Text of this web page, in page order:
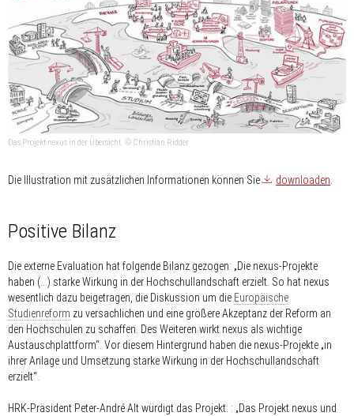
Das Projekt nexus in der Übersicht. © Christian Ridder
Die Illustration mit zusätzlichen Informationen können Sie downloaden
Positive Bilanz
Die externe Evaluation hat folgende Bilanz gezogen: „Die nexus-Projekte
haben (…) starke Wirkung in der Hochschullandschaft erzielt. So hat nexus
wesentlich dazu beigetragen, die Diskussion um die Europäische
Studienreform zu versachlichen und eine größere Akzeptanz der Reform an
den Hochschulen zu schaffen. Des Weiteren wirkt nexus als wichtige
Austauschplattform“. Vor diesem Hintergrund haben die nexus-Projekte „in
ihrer Anlage und Umsetzung starke Wirkung in der Hochschullandschaft
erzielt“.
HRK-Präsident Peter-André Alt würdigt das Projekt: : „Das Projekt nexus und